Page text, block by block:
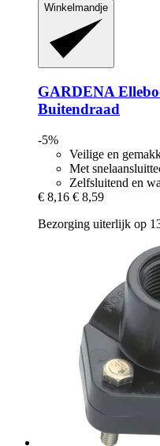
Winkelmandje
GARDENA
Buitendraad
-5%
Veilige en
Met
Zelfsluitend en
€ 8,16 € 8,59
Bezorging uiterlijk op